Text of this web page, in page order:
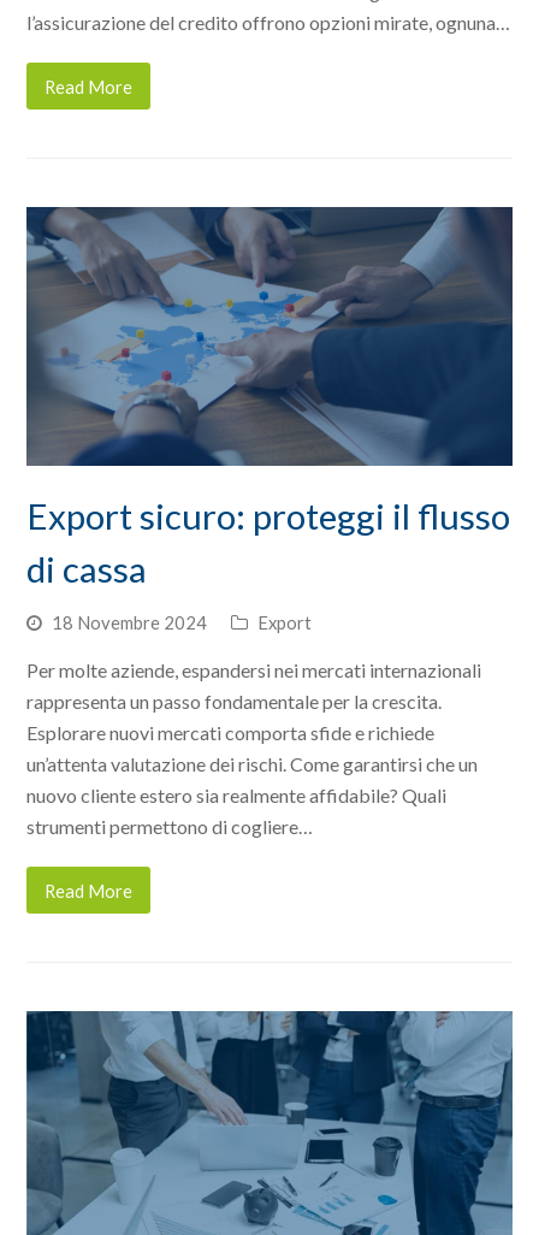
l’assicurazione del credito offrono opzioni mirate, ognuna…
Read More
Export sicuro: proteggi il flusso
di cassa
18 Novembre 2024 Export
Per molte aziende, espandersi nei mercati internazionali
rappresenta un passo fondamentale per la crescita.
Esplorare nuovi mercati comporta sfide e richiede
un’attenta valutazione dei rischi. Come garantirsi che un
nuovo cliente estero sia realmente affidabile? Quali
strumenti permettono di cogliere…
Read More